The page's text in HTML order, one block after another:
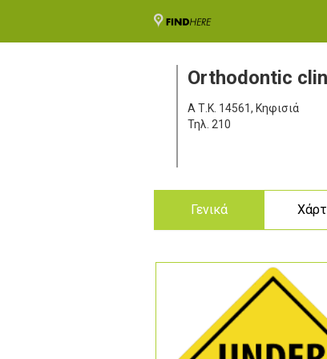
Orthodontic
A Τ.Κ. 14561, Κηφισιά
Τηλ. 210
Γενικά